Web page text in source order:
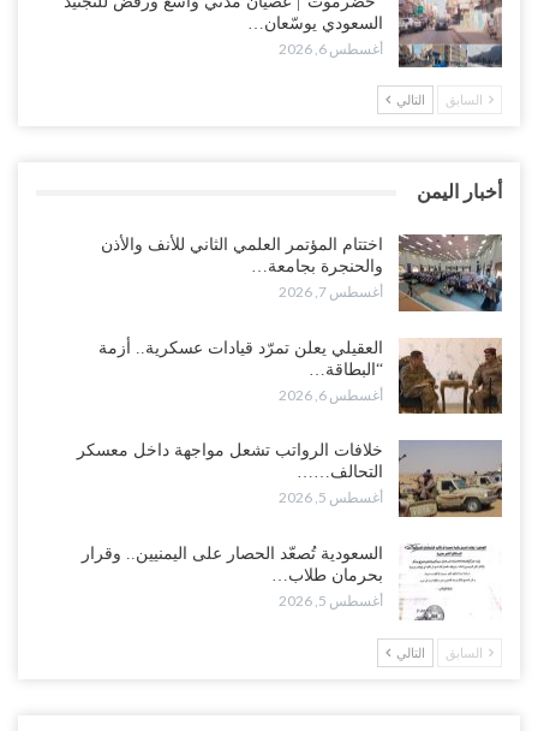
بتعقيد المشهد في المهرة..!
أغسطس 6, 2026
“حضرموت“| في تصعيد غير مسبوق.. انتشار فصيل “مكافحة الإرهاب”
للسعودية بشأن النفط..!
أغسطس 6, 2026
الرئاسي مرحلة التفكك المؤسسي..!
أغسطس 5, 2026
حضرموت على حافة الانفجار.. اشتباكات قبلية مع فصائل سعودية
وتعزيزات عسكرية لحماية ترتيبات تصدير النفط..!
أغسطس 5, 2026
وسط معركة سعودية لإسقاط آخر معاقل الزبيدي.. القبائل تستنفر و”درع
الوطن” تبدأ الانتشار..!
أغسطس 5, 2026
خلافات الرواتب تشعل مواجهة داخل معسكر التحالف… والإصلاح يصعّد
السعودي يوسّعان…
أغسطس 6, 2026
السابق التالي
أخبار اليمن
اختتام المؤتمر العلمي الثاني للأنف والأذن
والحنجرة بجامعة…
أغسطس 7, 2026
العقيلي يعلن تمرّد قيادات عسكرية.. أزمة
“البطاقة…
أغسطس 6, 2026
خلافات الرواتب تشعل مواجهة داخل معسكر
التحالف……
أغسطس 5, 2026
السعودية تُصعّد الحصار على اليمنيين.. وقرار
بحرمان طلاب…
أغسطس 5, 2026
السابق التالي